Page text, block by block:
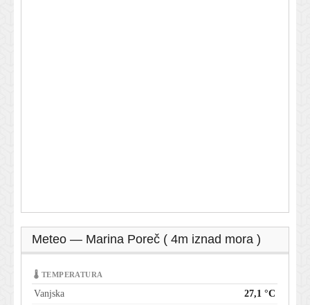
Meteo — Marina Poreč ( 4m iznad mora )
🌡 TEMPERATURA
Vanjska 27,1 °C